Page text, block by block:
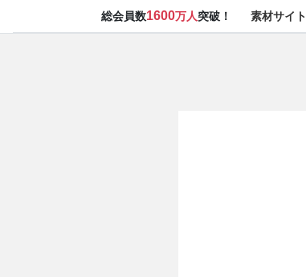
総会員数1600万人突破！ 素材サイト